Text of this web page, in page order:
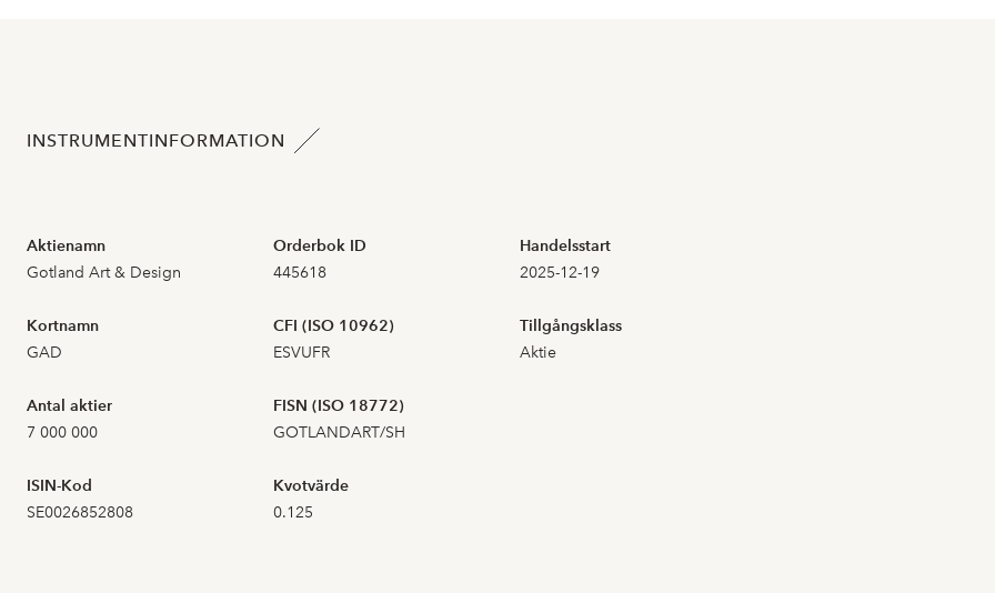
2026-07-13
2026-07-10
2026-07-07
INSTRUMENTINFORMATION
Aktienamn
Gotland Art & Design
Kortnamn
GAD
Antal aktier
7 000 000
ISIN-Kod
SE0026852808
Orderbok ID
445618
CFI (ISO 10962)
ESVUFR
FISN (ISO 18772)
GOTLANDART/SH
Kvotvärde
0.125
Handelsstart
2025-12-19
Tillgångsklass
Aktie